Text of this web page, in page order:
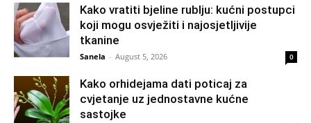
Kako vratiti bjeline rublju: kućni postupci
koji mogu osvježiti i najosjetljivije
tkanine
Sanela - August 5, 2026 0
Kako orhidejama dati poticaj za
cvjetanje uz jednostavne kućne
sastojke